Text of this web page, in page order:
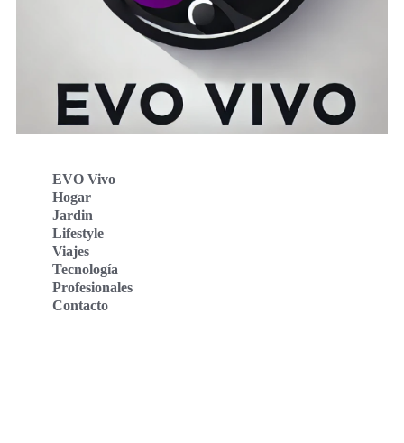
EVO Vivo
Hogar
Jardin
Lifestyle
Viajes
Tecnología
Profesionales
Contacto